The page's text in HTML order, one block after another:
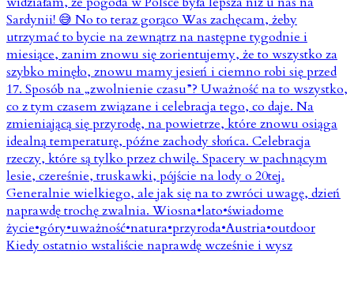
Kiedy ostatnio wstaliście naprawdę wcześnie i wysz